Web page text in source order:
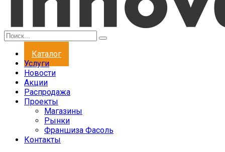
Каталог
Услуги
Новости
Акции
Распродажа
Проекты
Магазины
Рынки
Франшиза Фасоль
Контакты